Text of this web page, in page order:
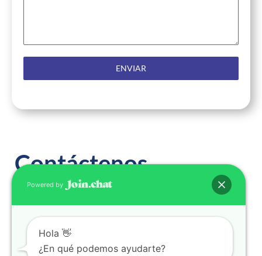
ENVIAR
Contáctenos
Escribenos ya!
Powered by
Hola 👋
¿En qué podemos ayudarte?